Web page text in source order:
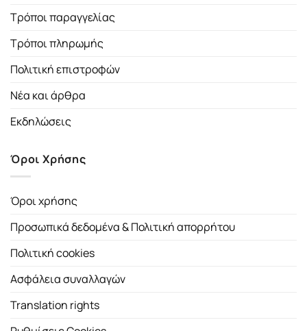
Τρόποι παραγγελίας
Τρόποι πληρωμής
Πολιτική επιστροφών
Νέα και άρθρα
Εκδηλώσεις
Όροι Χρήσης
Όροι χρήσης
Προσωπικά δεδομένα & Πολιτική απορρήτου
Πολιτική cookies
Ασφάλεια συναλλαγών
Translation rights